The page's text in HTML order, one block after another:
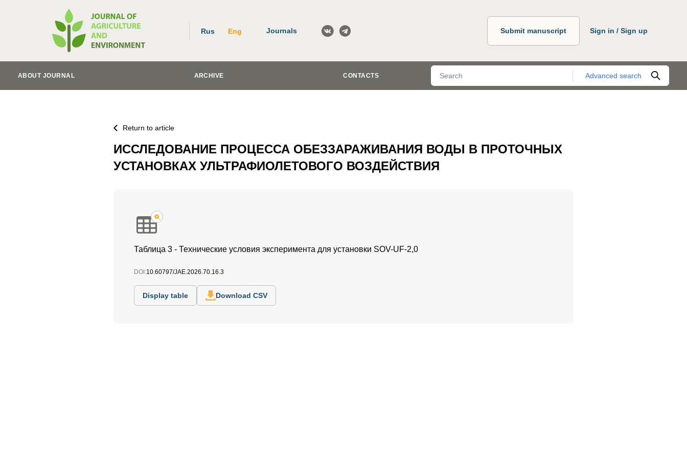
Rus Eng Journals Submit manuscript Sign in / Sign up
ABOUT JOURNAL ARCHIVE CONTACTS Advanced search
Return to article
ИССЛЕДОВАНИЕ ПРОЦЕССА ОБЕЗЗАРАЖИВАНИЯ ВОДЫ В ПРОТОЧНЫХ
УСТАНОВКАХ УЛЬТРАФИОЛЕТОВОГО ВОЗДЕЙСТВИЯ
Таблица 3 - Технические условия эксперимента для установки SOV-UF-2,0
DOI:10.60797/JAE.2026.70.16.3
Display table Download CSV